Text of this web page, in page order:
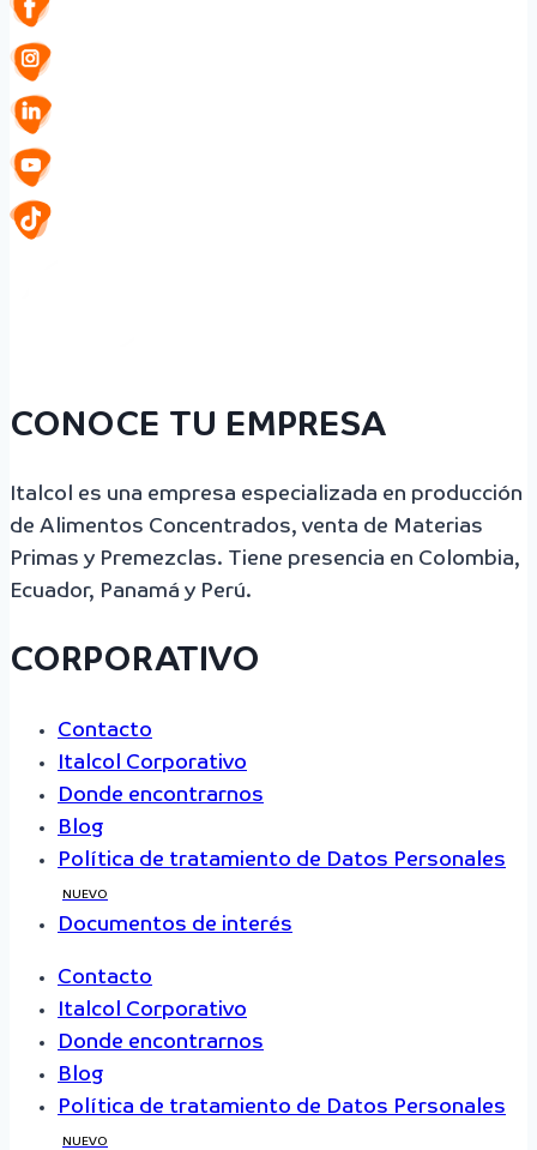
CONOCE TU EMPRESA
Italcol es una empresa especializada en producción
de Alimentos Concentrados, venta de Materias
Primas y Premezclas. Tiene presencia en Colombia,
Ecuador, Panamá y Perú.
CORPORATIVO
Contacto
Italcol Corporativo
Donde encontrarnos
Blog
Política de tratamiento de Datos Personales
NUEVO
Documentos de interés
Contacto
Italcol Corporativo
Donde encontrarnos
Blog
Política de tratamiento de Datos Personales
NUEVO